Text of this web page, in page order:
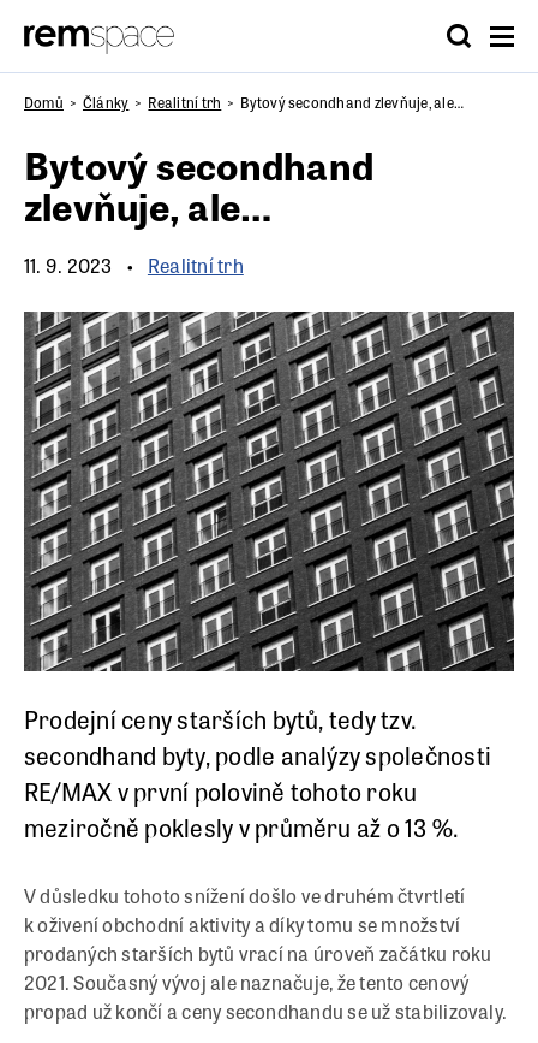
Domů Články Realitní trh Bytový secondhand zlevňuje, ale…
Bytový secondhand
zlevňuje, ale…
11. 9. 2023 Realitní trh
Prodejní ceny starších bytů, tedy tzv.
secondhand byty, podle analýzy společnosti
RE/MAX v první polovině tohoto roku
meziročně poklesly v průměru až o 13 %.
V důsledku tohoto snížení došlo ve druhém čtvrtletí
k oživení obchodní aktivity a díky tomu se množství
prodaných starších bytů vrací na úroveň začátku roku
2021. Současný vývoj ale naznačuje, že tento cenový
propad už končí a ceny secondhandu se už stabilizovaly.